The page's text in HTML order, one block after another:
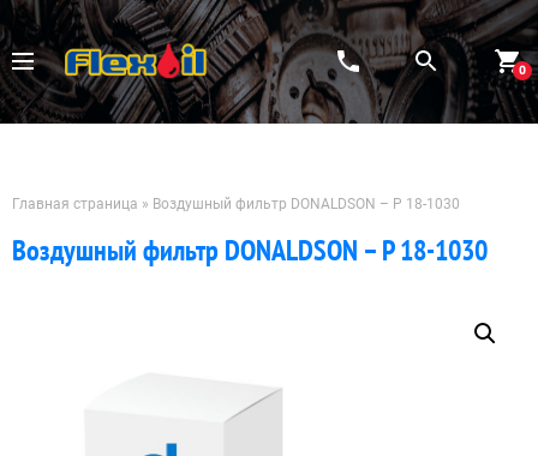
Перейти
к
содержимому
0
Главная страница » Воздушный фильтр DONALDSON – P 18-1030
Воздушный фильтр DONALDSON – P 18-1030